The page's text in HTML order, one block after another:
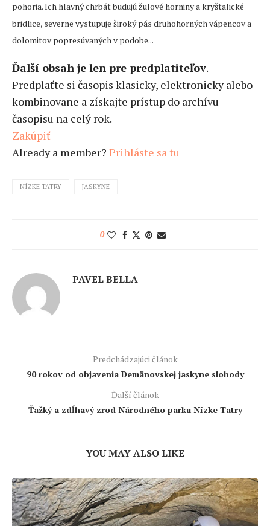
pohoria. Ich hlavný chrbát budujú žulové horniny a kryštalické
bridlice, severne vystupuje široký pás druhohorných vápencov a
dolomitov popresúvaných v podobe...
Ďalší obsah je len pre predplatiteľov.
Predplaťte si časopis klasicky, elektronicky alebo
kombinovane a získajte prístup do archívu
časopisu na celý rok.
Zakúpiť
Already a member? Prihláste sa tu
NÍZKE TATRY JASKYNE
0
PAVEL BELLA
Predchádzajúci článok
90 rokov od objavenia Demänovskej jaskyne slobody
Ďalší článok
Ťažký a zdĺhavý zrod Národného parku Nízke Tatry
YOU MAY ALSO LIKE